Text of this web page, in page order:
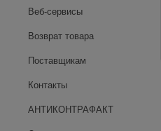
Веб-сервисы
Возврат товара
Поставщикам
Контакты
АНТИКОНТРАФАКТ